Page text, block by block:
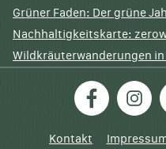
Grüner Faden: Der grüne
Nachhaltigkeitskarte:
Wildkräuterwanderungen in
Facebook
Kontakt